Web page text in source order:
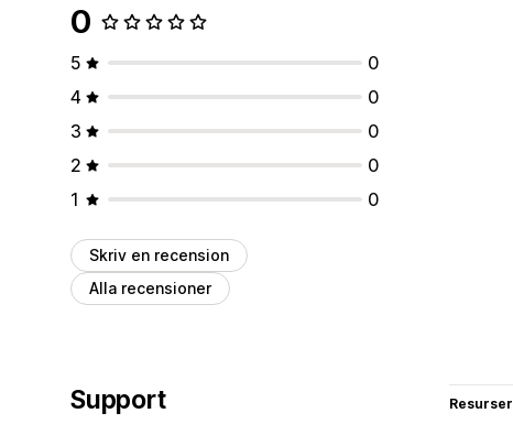
0
5
0
4
0
3
0
2
0
1
0
Skriv en recension
Alla recensioner
Support Resurser